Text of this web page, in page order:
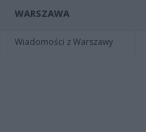
WARSZAWA
Wiadomości z Warszawy